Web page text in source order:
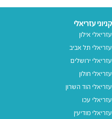
קניוני עזריאלי
עזריאלי אילון
עזריאלי תל אביב
עזריאלי ירושלים
עזריאלי חולון
עזריאלי הוד השרון
עזריאלי עכו
עזריאלי מודיעין